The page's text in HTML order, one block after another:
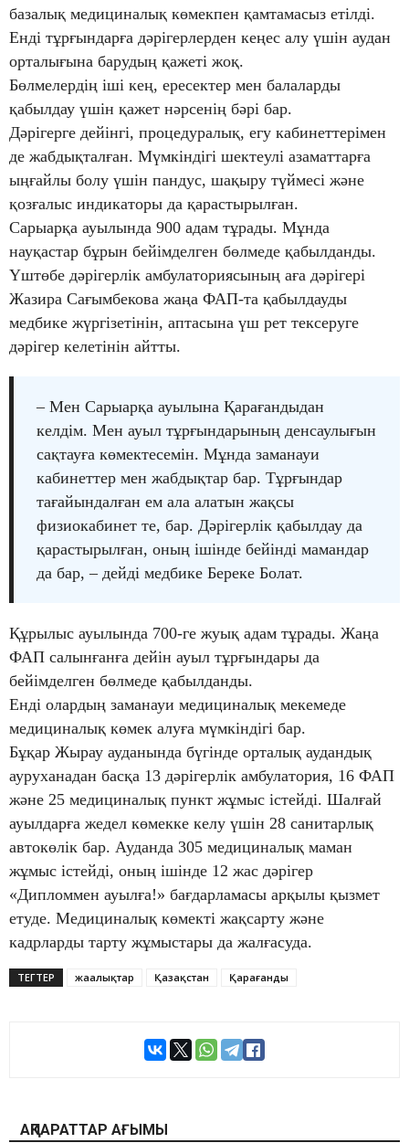
базалық медициналық көмекпен қамтамасыз етілді.
Енді тұрғындарға дәрігерлерден кеңес алу үшін аудан
орталығына барудың қажеті жоқ.
Бөлмелердің іші кең, ересектер мен балаларды
қабылдау үшін қажет нәрсенің бәрі бар.
Дәрігерге дейінгі, процедуралық, егу кабинеттерімен
де жабдықталған. Мүмкіндігі шектеулі азаматтарға
ыңғайлы болу үшін пандус, шақыру түймесі және
қозғалыс индикаторы да қарастырылған.
Сарыарқа ауылында 900 адам тұрады. Мұнда
науқастар бұрын бейімделген бөлмеде қабылданды.
Үштөбе дәрігерлік амбулаториясының аға дәрігері
Жазира Сағымбекова жаңа ФАП-та қабылдауды
медбике жүргізетінін, аптасына үш рет тексеруге
дәрігер келетінін айтты.
– Мен Сарыарқа ауылына Қарағандыдан
келдім. Мен ауыл тұрғындарының денсаулығын
сақтауға көмектесемін. Мұнда заманауи
кабинеттер мен жабдықтар бар. Тұрғындар
тағайындалған ем ала алатын жақсы
физиокабинет те, бар. Дәрігерлік қабылдау да
қарастырылған, оның ішінде бейінді мамандар
да бар, – дейді медбике Береке Болат.
Құрылыс ауылында 700-ге жуық адам тұрады. Жаңа
ФАП салынғанға дейін ауыл тұрғындары да
бейімделген бөлмеде қабылданды.
Енді олардың заманауи медициналық мекемеде
медициналық көмек алуға мүмкіндігі бар.
Бұқар Жырау ауданында бүгінде орталық аудандық
ауруханадан басқа 13 дәрігерлік амбулатория, 16 ФАП
және 25 медициналық пункт жұмыс істейді. Шалғай
ауылдарға жедел көмекке келу үшін 28 санитарлық
автокөлік бар. Ауданда 305 медициналық маман
жұмыс істейді, оның ішінде 12 жас дәрігер
«Дипломмен ауылға!» бағдарламасы арқылы қызмет
етуде. Медициналық көмекті жақсарту және
кадрларды тарту жұмыстары да жалғасуда.
ТЕГТЕР жаңалықтар Қазақстан Қарағанды
АҚПАРАТТАР АҒЫМЫ